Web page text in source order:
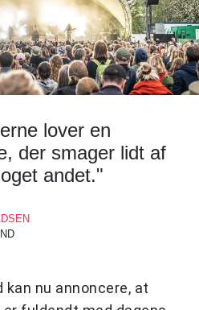
lover en
der smager lidt af
andet."
nu annoncere, at